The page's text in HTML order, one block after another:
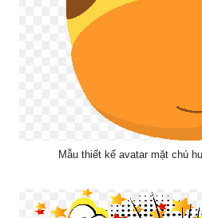
Mẫu thiết kế avatar mặt chú